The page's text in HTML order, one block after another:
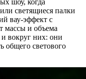
светящиеся палки
вау-эффект с
массы и объема
вокруг них: они
общего светового